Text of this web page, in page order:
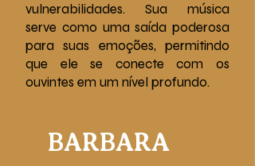
vulnerabilidades. Sua música
serve como uma saída poderosa
para suas emoções, permitindo
que ele se conecte com os
ouvintes em um nível profundo.
BARBARA